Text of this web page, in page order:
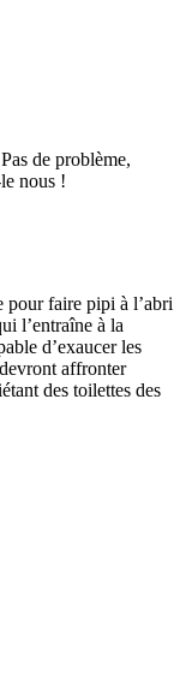
de problème,
nous !
faire pipi à l’abri
l’entraîne à la
d’exaucer les
affronter
des toilettes des